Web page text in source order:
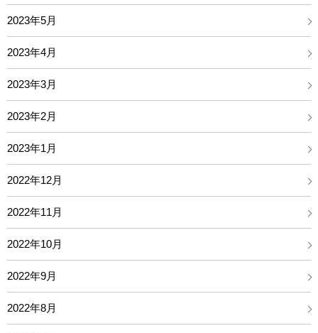
2023年5月
2023年4月
2023年3月
2023年2月
2023年1月
2022年12月
2022年11月
2022年10月
2022年9月
2022年8月